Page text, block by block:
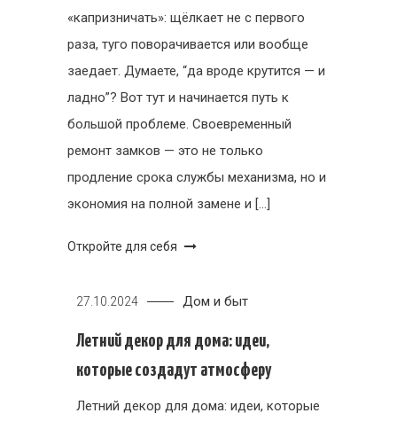
«капризничать»: щёлкает не с первого
раза, туго поворачивается или вообще
заедает. Думаете, “да вроде крутится — и
ладно”? Вот тут и начинается путь к
большой проблеме. Своевременный
ремонт замков — это не только
продление срока службы механизма, но и
экономия на полной замене и […]
Откройте для себя
27.10.2024 Дом и быт
Летний декор для дома: идеи,
которые создадут атмосферу
Летний декор для дома: идеи, которые